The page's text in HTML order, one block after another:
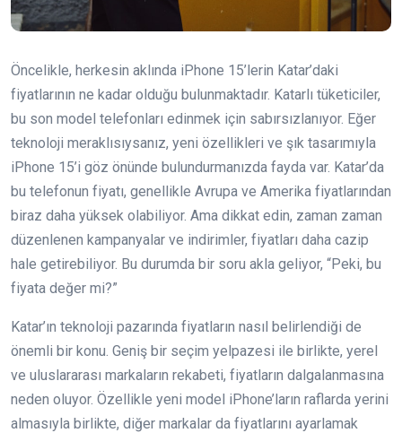
Öncelikle, herkesin aklında iPhone 15’lerin Katar’daki
fiyatlarının ne kadar olduğu bulunmaktadır. Katarlı tüketiciler,
bu son model telefonları edinmek için sabırsızlanıyor. Eğer
teknoloji meraklısıysanız, yeni özellikleri ve şık tasarımıyla
iPhone 15’i göz önünde bulundurmanızda fayda var. Katar’da
bu telefonun fiyatı, genellikle Avrupa ve Amerika fiyatlarından
biraz daha yüksek olabiliyor. Ama dikkat edin, zaman zaman
düzenlenen kampanyalar ve indirimler, fiyatları daha cazip
hale getirebiliyor. Bu durumda bir soru akla geliyor, “Peki, bu
fiyata değer mi?”
Katar’ın teknoloji pazarında fiyatların nasıl belirlendiği de
önemli bir konu. Geniş bir seçim yelpazesi ile birlikte, yerel
ve uluslararası markaların rekabeti, fiyatların dalgalanmasına
neden oluyor. Özellikle yeni model iPhone’ların raflarda yerini
almasıyla birlikte, diğer markalar da fiyatlarını ayarlamak